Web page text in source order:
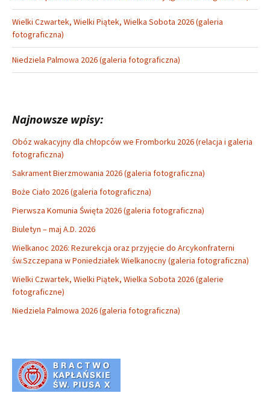
Wielki Czwartek, Wielki Piątek, Wielka Sobota 2026 (galeria
fotograficzna)
Niedziela Palmowa 2026 (galeria fotograficzna)
Najnowsze wpisy:
Obóz wakacyjny dla chłopców we Fromborku 2026 (relacja i galeria
fotograficzna)
Sakrament Bierzmowania 2026 (galeria fotograficzna)
Boże Ciało 2026 (galeria fotograficzna)
Pierwsza Komunia Święta 2026 (galeria fotograficzna)
Biuletyn – maj A.D. 2026
Wielkanoc 2026: Rezurekcja oraz przyjęcie do Arcykonfraterni
św.Szczepana w Poniedziałek Wielkanocny (galeria fotograficzna)
Wielki Czwartek, Wielki Piątek, Wielka Sobota 2026 (galerie
fotograficzne)
Niedziela Palmowa 2026 (galeria fotograficzna)